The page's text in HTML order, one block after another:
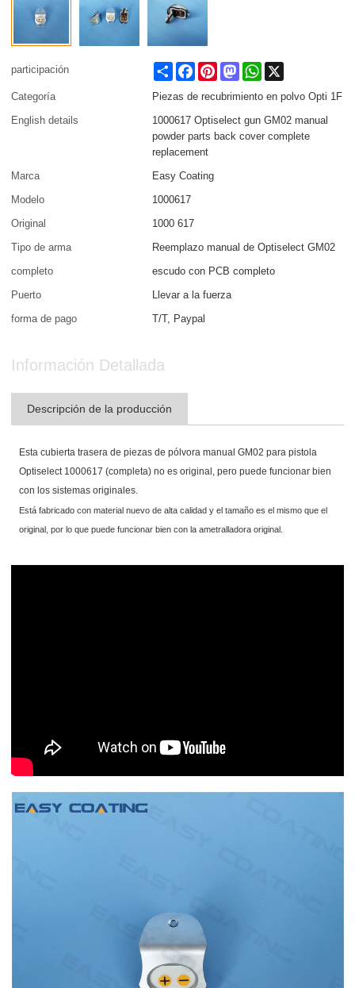
participación ShareFacebookPinterestMastodonWhatsApp
Categoría
Piezas de recubrimiento en polvo Opti 1F
English details
1000617 Optiselect gun GM02 manual
powder parts back cover complete
replacement
Marca
Easy Coating
Modelo
1000617
Original
1000 617
Tipo de arma
Reemplazo manual de Optiselect GM02
completo
escudo con PCB completo
Puerto
Llevar a la fuerza
forma de pago
T/T, Paypal
Información Detallada
Descripción de la producción
Esta cubierta trasera de piezas de pólvora manual GM02 para pistola
Optiselect 1000617 (completa) no es original, pero puede funcionar bien
con los sistemas originales.
Está fabricado con material nuevo de alta calidad y el tamaño es el mismo que el
original, por lo que puede funcionar bien con la ametralladora original.